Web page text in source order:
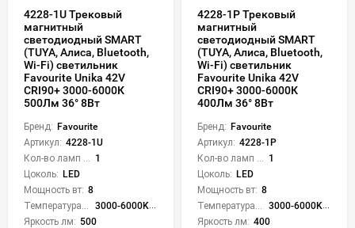
4228-1U Трековый
магнитный
светодиодный SMART
(TUYA, Алиса, Bluetooth,
Wi-Fi) светильник
Favourite Unika 42V
CRI90+ 3000-6000К
500Лм 36° 8Вт
Бренд: Favourite
Артикул: 4228-1U
1
Цоколь: LED
Мощность вт: 8
3000-6000K (плавная рег.)
Яркость лм: 500
4228-1P Трековый
магнитный
светодиодный SMART
(TUYA, Алиса, Bluetooth,
Wi-Fi) светильник
Favourite Unika 42V
CRI90+ 3000-6000К
400Лм 36° 8Вт
Бренд: Favourite
Артикул: 4228-1P
1
Цоколь: LED
Мощность вт: 8
3000-6000K (плавная рег.)
Яркость лм: 400